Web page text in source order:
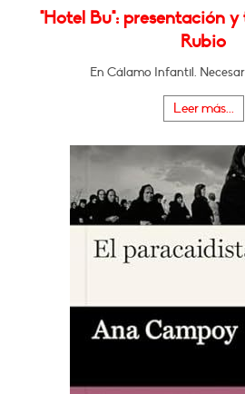
"Hotel Bu": presentación
Rubio
En Cálamo Infantil.
Leer más...